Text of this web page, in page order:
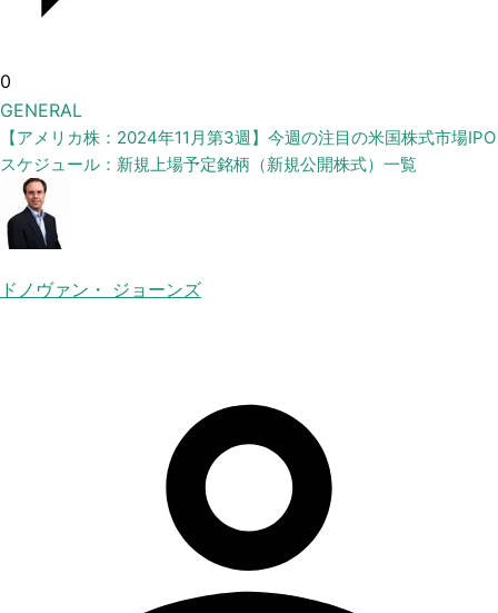
0
GENERAL
【アメリカ株：2024年11月第3週】今週の注目の米国株式市場IPO
スケジュール：新規上場予定銘柄（新規公開株式）一覧
ドノヴァン・ ジョーンズ